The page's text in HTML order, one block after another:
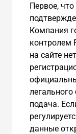
Первое, что
Компания
контролем
на сайте
подача.
данные